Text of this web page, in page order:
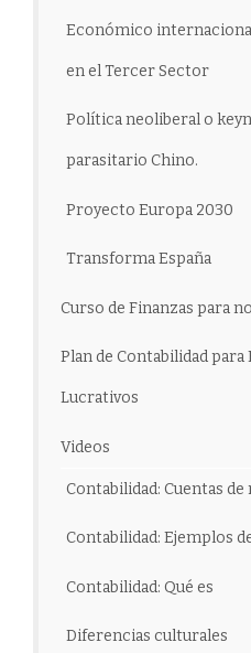
Económico
en el Tercer Sector
Política neoliberal o
parasitario Chino.
Proyecto Europa 2030
Transforma España
Curso de Finanzas para
Plan de Contabilidad para
Lucrativos
Videos
Contabilidad: Cuentas
Contabilidad: Ejemplos
Contabilidad: Qué es
Diferencias culturales